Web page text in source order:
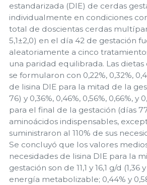
estandarizada (DIE) de cerdas
individualmente en condiciones
total de doscientas cerdas
5,1±2,0) en el día 42 de gestación
aleatoriamente a cinco
una paridad equilibrada. Las
se formularon con 0,22%, 0,32%,
de lisina DIE para la mitad de la
76) y 0,36%, 0,46%, 0,56%, 0,66%, y
para el final de la gestación (días
aminoácidos indispensables,
suministraron al 110% de sus
Se concluyó que los valores
necesidades de lisina DIE para la
gestación son de 11,1 y 16,1 g/d (1,36
energía metabolizable; 0,44% y